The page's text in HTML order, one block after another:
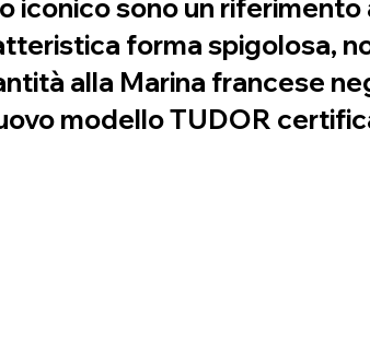
iconico sono un riferimento
forma spigolosa,
alla Marina francese
modello TUDOR